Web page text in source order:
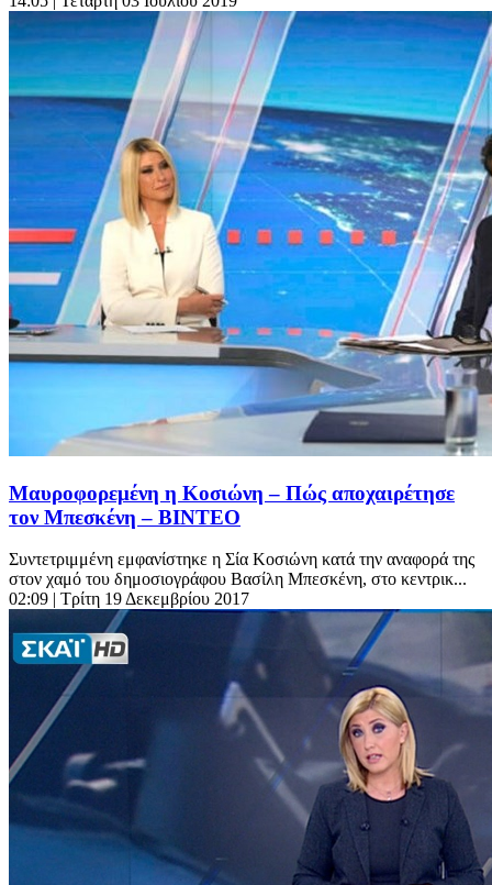
Μαυροφορεμένη η Κοσιώνη – Πώς αποχαιρέτησε
τον Μπεσκένη – ΒΙΝΤΕΟ
Συντετριμμένη εμφανίστηκε η Σία Κοσιώνη κατά την αναφορά της
στον χαμό του δημοσιογράφου Βασίλη Μπεσκένη, στο κεντρικ...
02:09 | Τρίτη 19 Δεκεμβρίου 2017